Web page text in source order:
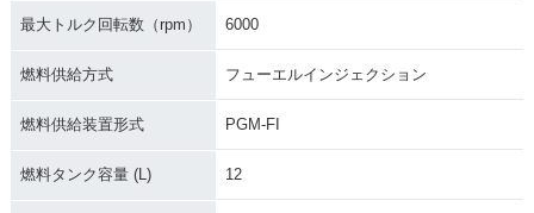
最大トルク回転数（rpm） 6000
燃料供給方式 フューエルインジェクション
燃料供給装置形式 PGM-FI
燃料タンク容量 (L) 12